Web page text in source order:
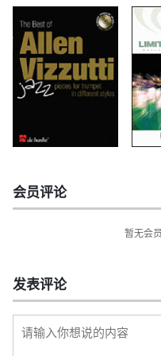
会员评论
暂无会
发表评论